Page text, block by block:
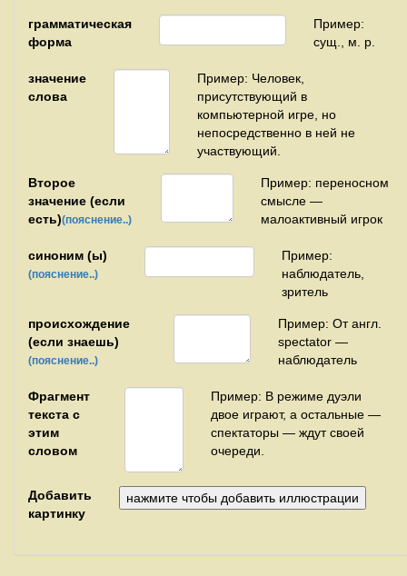
грамматическая
форма
Пример:
сущ., м. р.
значение
слова
Пример: Человек,
присутствующий в
компьютерной игре, но
непосредственно в ней не
участвующий.
Второе
значение (если
есть)(пояснение..)
Пример: переносном
смысле —
малоактивный игрок
синоним (ы)
(пояснение..)
Пример:
наблюдатель,
зритель
происхождение
(если знаешь)
(пояснение..)
Пример: От англ.
spectator —
наблюдатель
Фрагмент
текста с
этим
словом
Пример: В режиме дуэли
двое играют, а остальные —
спектаторы — ждут своей
очереди.
Добавить
картинку